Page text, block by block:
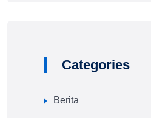
Categories
Berita